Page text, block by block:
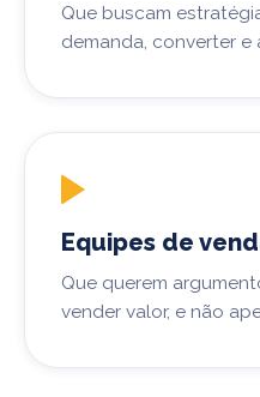
Que buscam
demanda, converter
Equipes de
Que querem
vender valor, e não